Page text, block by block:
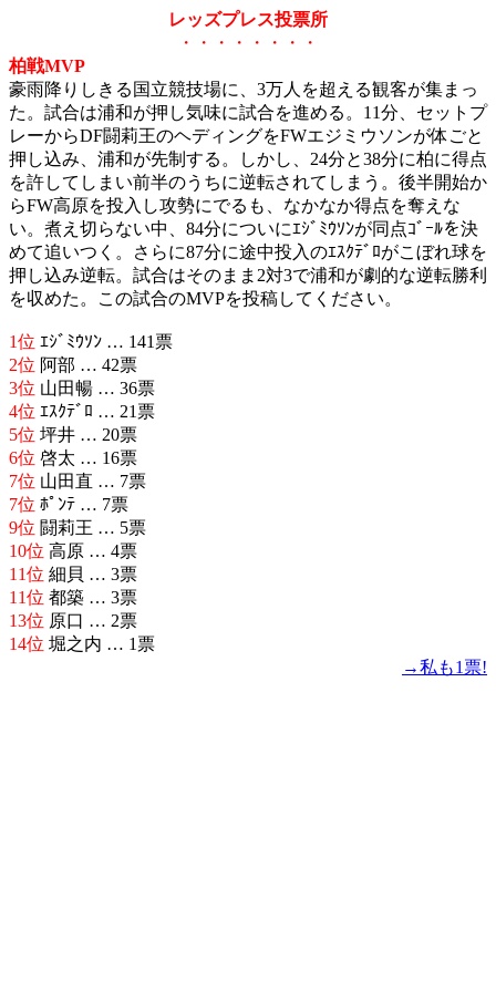
レッズプレス投票所
・・・・・・・・
柏戦MVP
豪雨降りしきる国立競技場に、3万人を超える観客が集まっ
た。試合は浦和が押し気味に試合を進める。11分、セットプ
レーからDF闘莉王のヘディングをFWエジミウソンが体ごと
押し込み、浦和が先制する。しかし、24分と38分に柏に得点
を許してしまい前半のうちに逆転されてしまう。後半開始か
らFW高原を投入し攻勢にでるも、なかなか得点を奪えな
い。煮え切らない中、84分についにｴｼﾞﾐｳｿﾝが同点ｺﾞｰﾙを決
めて追いつく。さらに87分に途中投入のｴｽｸﾃﾞﾛがこぼれ球を
押し込み逆転。試合はそのまま2対3で浦和が劇的な逆転勝利
を収めた。この試合のMVPを投稿してください。
1位 ｴｼﾞﾐｳｿﾝ … 141票
2位 阿部 … 42票
3位 山田暢 … 36票
4位 ｴｽｸﾃﾞﾛ … 21票
5位 坪井 … 20票
6位 啓太 … 16票
7位 山田直 … 7票
7位 ﾎﾟﾝﾃ … 7票
9位 闘莉王 … 5票
10位 高原 … 4票
11位 細貝 … 3票
11位 都築 … 3票
13位 原口 … 2票
14位 堀之内 … 1票
→私も1票!